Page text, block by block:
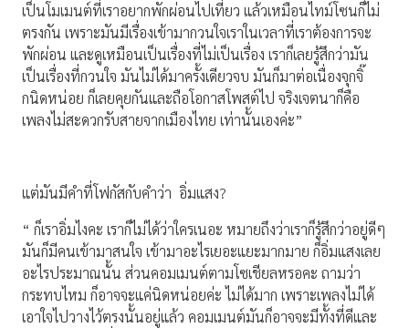
เป็นโมเมนต์ที่เราอยากพักผ่อนไปเที่ยว แล้วเหมือนไทม์โซนก็ไม่
ตรงกัน เพราะมันมีเรื่องเข้ามากวนใจเราในเวลาที่เราต้องการจะ
พักผ่อน และดูเหมือนเป็นเรื่องที่ไม่เป็นเรื่อง เราก็เลยรู้สึกว่ามัน
เป็นเรื่องที่กวนใจ มันไม่ได้มาครั้งเดียวจบ มันก็มาต่อเนื่องจุกจิ๊
กนิดหน่อย ก็เลยคุยกันและถือโอกาสโพสต์ไป จริงเจตนาก็คือ
เพลงไม่สะดวกรับสายจากเมืองไทย เท่านั้นเองค่ะ”
แต่มันมีคำที่โฟกัสกับคำว่า อิ่มแสง?
“ ก็เราอิ่มไงคะ เราก็ไม่ได้ว่าใครเนอะ หมายถึงว่าเราก็รู้สึกว่าอยู่ดีๆ
มันก็มีคนเข้ามาสนใจ เข้ามาอะไรเยอะแยะมากมาย ก็อิ่มแสงเลย
อะไรประมาณนั้น ส่วนคอมเมนต์ตามโซเชียลหรอคะ ถามว่า
กระทบไหม ก็อาจจะแค่นิดหน่อยค่ะ ไม่ได้มาก เพราะเพลงไม่ได้
เอาใจไปวางไว้ตรงนั้นอยู่แล้ว คอมเมนต์มันก็อาจจะมีทั้งที่ดีและ